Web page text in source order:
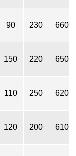
90 230 660
150 220 650
110 250 620
120 200 610